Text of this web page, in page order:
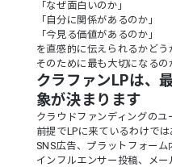
「なぜ面白いのか」
「自分に関係があるのか」
「今見る価値があるのか」
を直感的に伝えられるかどう
そのために最も大切になるの
クラファンLPは、
象が決まります
クラウドファンディングの
前提でLPに来ているわけでは
SNS広告、プラットフォーム
インフルエンサー投稿、メ